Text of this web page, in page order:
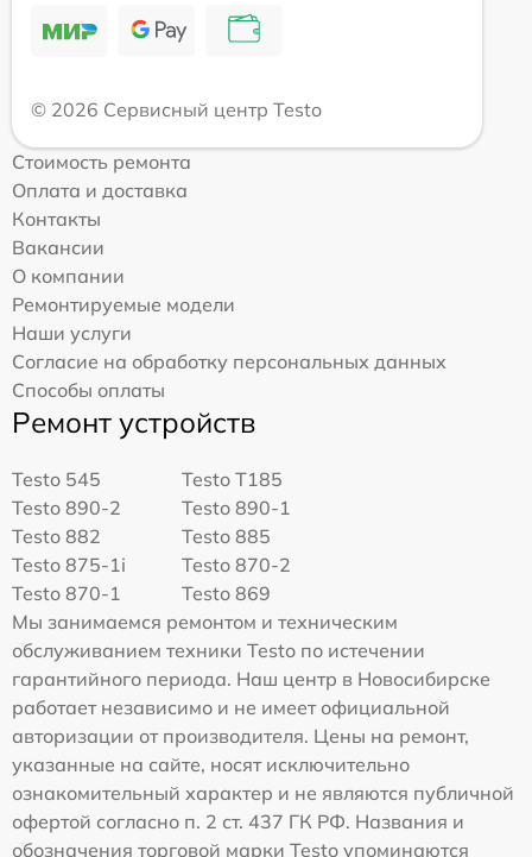
© 2026 Сервисный центр Testo
Стоимость ремонта
Оплата и доставка
Контакты
Вакансии
О компании
Ремонтируемые модели
Наши услуги
Согласие на обработку персональных данных
Способы оплаты
Ремонт устройств
Testo 545
Testo T185
Testo 890-2
Testo 890-1
Testo 882
Testo 885
Testo 875-1i
Testo 870-2
Testo 870-1
Testo 869
Мы занимаемся ремонтом и техническим
обслуживанием техники Testo по истечении
гарантийного периода. Наш центр в Новосибирске
работает независимо и не имеет официальной
авторизации от производителя. Цены на ремонт,
указанные на сайте, носят исключительно
ознакомительный характер и не являются публичной
офертой согласно п. 2 ст. 437 ГК РФ. Названия и
обозначения торговой марки Testo упоминаются